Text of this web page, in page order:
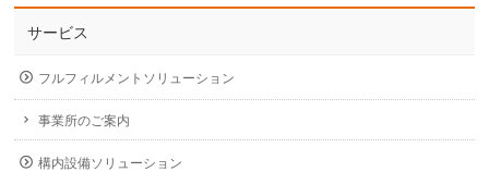
サービス
フルフィルメントソリューション
事業所のご案内
構内設備ソリューション